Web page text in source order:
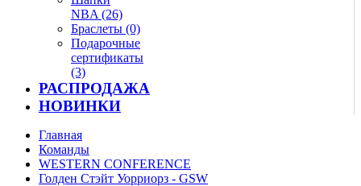
NBA (26)
Браслеты (0)
Подарочные
сертификаты
(3)
РАСПРОДАЖА
НОВИНКИ
Главная
Команды
WESTERN CONFERENCE
Голден Стэйт Уорриорз - GSW